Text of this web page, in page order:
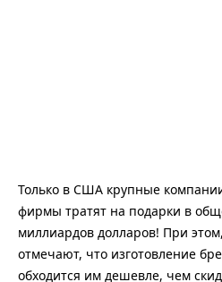
Только в США крупные
фирмы тратят на подарки в
миллиардов долларов! При
отмечают, что изготовление
обходится им дешевле, чем